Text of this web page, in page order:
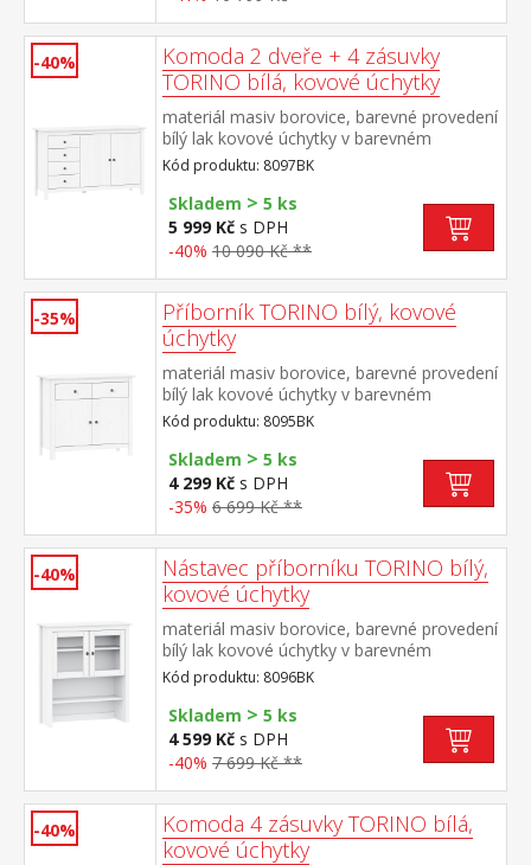
-40%
Komoda 2 dveře + 4 zásuvky
TORINO bílá, kovové úchytky
materiál masiv borovice, barevné provedení
bílý lak kovové úchytky v barevném
provedení černěná mosaz 4 zásuvky s
kovovými pojezdy, 2 plné dveře, 1 police
Kód produktu: 8097BK
Skladem > 5 ks
5 999 Kč s DPH
-40% 10 090 Kč **
-35%
Příborník TORINO bílý, kovové
úchytky
materiál masiv borovice, barevné provedení
bílý lak kovové úchytky v barevném
provedení černěná mosaz 2 zásuvky s
kovovými pojezdy, 2 plné dveře, 1
police vhodný doplněk nástavec 8096BK
Kód produktu: 8095BK
Skladem > 5 ks
4 299 Kč s DPH
-35% 6 699 Kč **
-40%
Nástavec příborníku TORINO bílý,
kovové úchytky
materiál masiv borovice, barevné provedení
bílý lak kovové úchytky v barevném
provedení černěná mosaz 2 prosklené
dveře, 1 police nástavec příborníku 8095BK
Kód produktu: 8096BK
Skladem > 5 ks
4 599 Kč s DPH
-40% 7 699 Kč **
-40%
Komoda 4 zásuvky TORINO bílá,
kovové úchytky